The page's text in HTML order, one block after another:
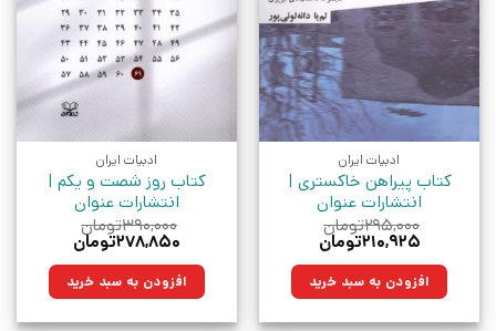
ادبیات ایران
کتاب پیراهن خاکستری |
انتشارات عنوان
۲۹۵,۰۰۰تومان
قیمت
۲۹۵,۰۰۰تومان
بود.
۲۱۰,۹۲۵تومان
۲۱۰,۹۲۵تومان.افزودن به سبد خرید
ادبیات ایران
کتاب روز شصت و یکم |
انتشارات عنوان
۳۹۰,۰۰۰تومان
قیمت
۳۹۰,۰۰۰تومان
بود.
۲۷۸,۸۵۰تومان
۲۷۸,۸۵۰تومان.افزودن به سبد خرید